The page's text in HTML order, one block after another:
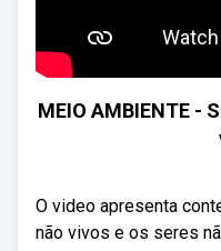
MEIO AMBIENTE -
O video apresenta
não vivos e os seres